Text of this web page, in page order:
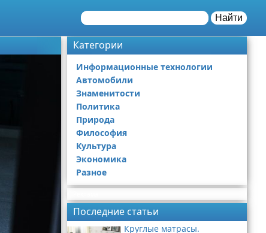
Найти
Категории
Информационные технологии
Автомобили
Знаменитости
Политика
Природа
Философия
Культура
Экономика
Разное
Последние статьи
Круглые матрасы.